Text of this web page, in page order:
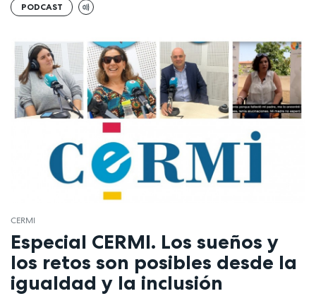
PODCAST
CERMI
Especial CERMI. Los sueños y
los retos son posibles desde la
igualdad y la inclusión